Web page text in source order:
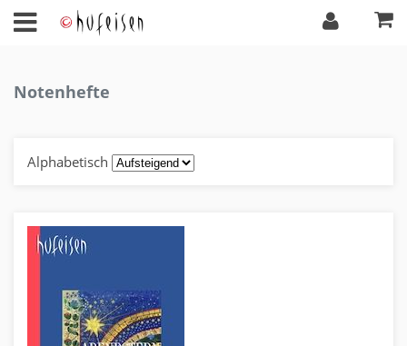
Notenhefte
Alphabetisch